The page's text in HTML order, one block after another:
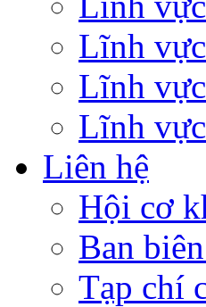
Lĩnh
Lĩnh
Lĩnh
Liên hệ
Hội cơ
Ban
Tạp chí